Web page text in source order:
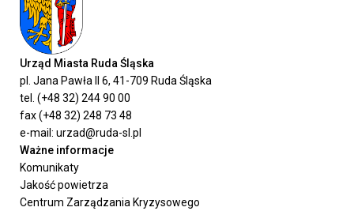
Urząd Miasta Ruda Śląska
pl. Jana Pawła II 6, 41-709 Ruda Śląska
tel. (+48 32) 244 90 00
fax (+48 32) 248 73 48
e-mail: urzad@ruda-sl.pl
Ważne informacje
Komunikaty
Jakość powietrza
Centrum Zarządzania Kryzysowego